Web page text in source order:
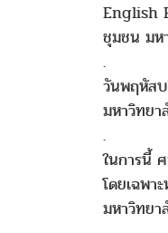
English
ชุมชน มห
.
วันพฤหัสบ
มหาวิทยา
.
ในการนี้
โดยเฉพา
มหาวิทยา